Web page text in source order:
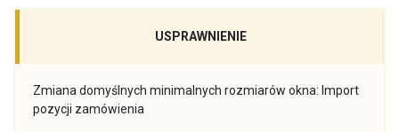
USPRAWNIENIE
Zmiana domyślnych minimalnych rozmiarów okna: Import
pozycji zamówienia